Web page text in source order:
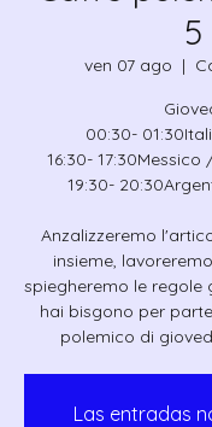
5
ven 07 ago
  |
00:30-
16:30-
19:30-
Anzalizzeremo
insieme,
spiegheremo le regole
hai bisgono per
polemico di
Las entradas